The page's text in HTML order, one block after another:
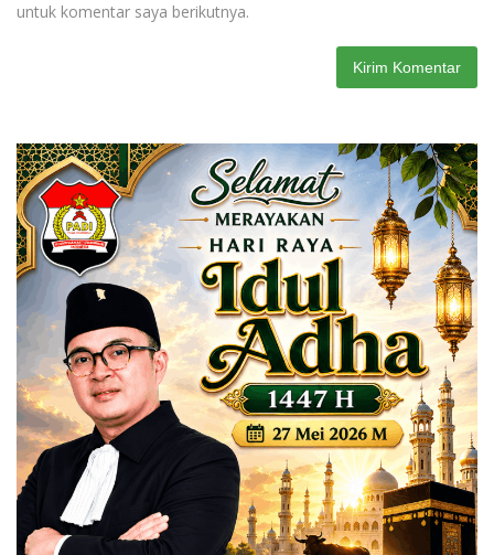
untuk komentar saya berikutnya.